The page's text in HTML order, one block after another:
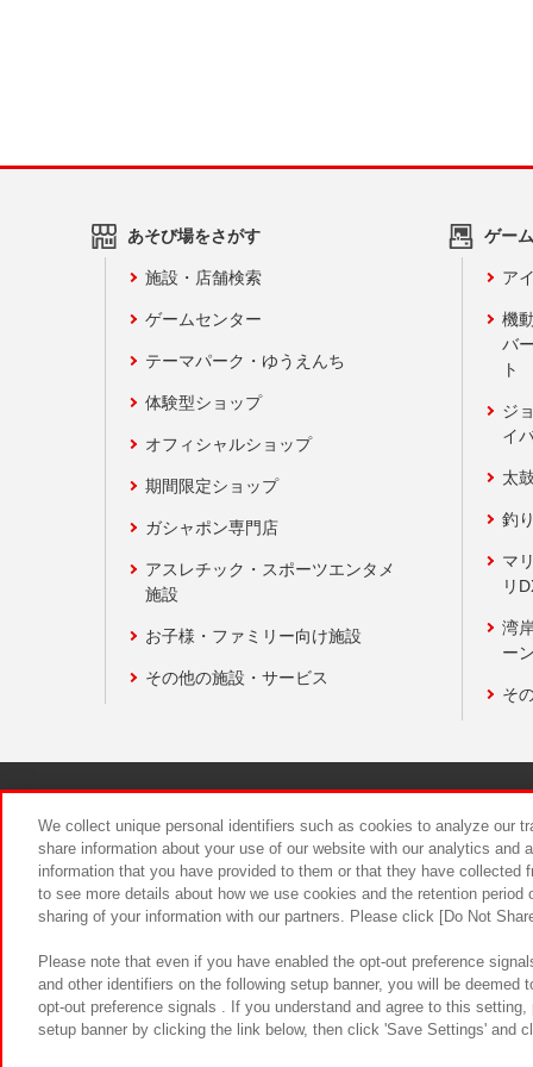
あそび場をさがす
施設・店舗検索
ゲームセンター
テーマパーク・ゆうえんち
体験型ショップ
オフィシャルショップ
期間限定ショップ
ガシャポン専門店
アスレチック・スポーツエンタメ
施設
お子様・ファミリー向け施設
その他の施設・サービス
ゲー
ア
機
バ
ト
ジ
イ
太
釣
マ
リ
湾
ー
そ
食品のご
We collect unique personal identifiers such as cookies to analyze our
share information about your use of our website with our analytics and
information that you have provided to them or that they have
to see more details about how we use cookies and the retention
sharing of your information with our partners. Please click [Do Not
Please note that even if you have enabled the opt-out preference
and other identifiers on the following setup banner, you will be
opt-out preference signals . If you understand and agree to this
setup banner by clicking the link below, then click 'Save Settings' and